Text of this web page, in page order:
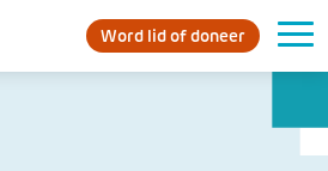
Word lid of doneer